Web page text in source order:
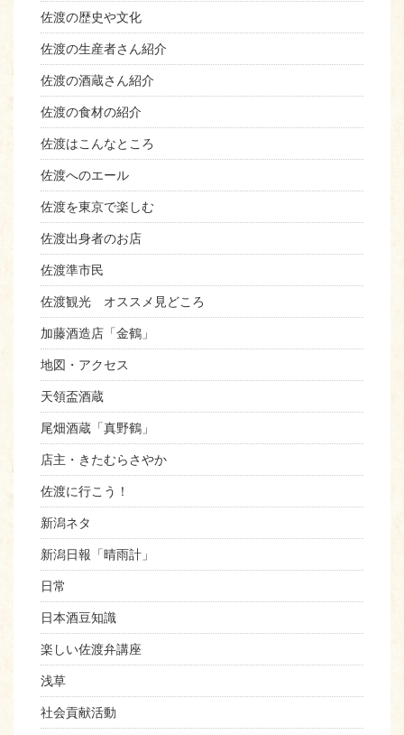
佐渡の歴史や文化
佐渡の生産者さん紹介
佐渡の酒蔵さん紹介
佐渡の食材の紹介
佐渡はこんなところ
佐渡へのエール
佐渡を東京で楽しむ
佐渡出身者のお店
佐渡準市民
佐渡観光 オススメ見どころ
加藤酒造店「金鶴」
地図・アクセス
天領盃酒蔵
尾畑酒蔵「真野鶴」
店主・きたむらさやか
佐渡に行こう！
新潟ネタ
新潟日報「晴雨計」
日常
日本酒豆知識
楽しい佐渡弁講座
浅草
社会貢献活動